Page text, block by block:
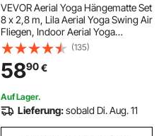
VEVOR Aerial Yoga Hängematte Set
8 x 2,8 m, Lila Aerial Yoga Swing Air
Fliegen, Indoor Aerial Yoga
Hammock Swing 1000 kg Max.
Tragfähigkeit, inkl. Yoga-Socken &
Stahlkarabiner & Alu-Drehgelenk
(135)
5890€
Auf Lager.
Lieferung:sobald Di. Aug. 11